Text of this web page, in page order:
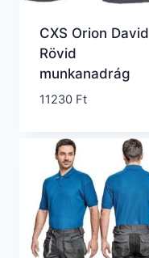
CXS Orion David
Rövid
munkanadrág
11230 Ft